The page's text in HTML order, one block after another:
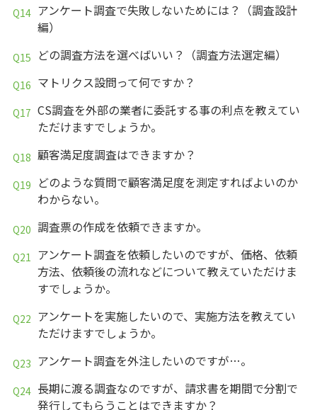
アンケート調査で失敗しないためには？（調査設計
編）
どの調査方法を選べばいい？（調査方法選定編）
マトリクス設問って何ですか？
CS調査を外部の業者に委託する事の利点を教えてい
ただけますでしょうか。
顧客満足度調査はできますか？
どのような質問で顧客満足度を測定すればよいのか
わからない。
調査票の作成を依頼できますか。
アンケート調査を依頼したいのですが、価格、依頼
方法、依頼後の流れなどについて教えていただけま
すでしょうか。
アンケートを実施したいので、実施方法を教えてい
ただけますでしょうか。
アンケート調査を外注したいのですが…。
長期に渡る調査なのですが、請求書を期間で分割で
発行してもらうことはできますか？